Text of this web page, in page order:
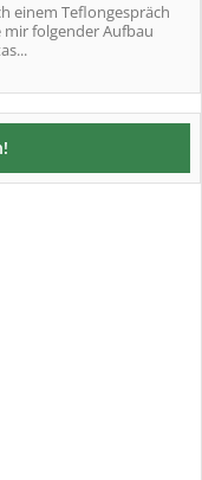
einem Teflongespräch
mir folgender Aufbau